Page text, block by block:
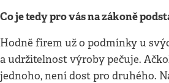
Co je tedy pro vás na zákoně
Hodně firem už o podmínky u
a udržitelnost výroby pečuje.
jednoho, není dost pro druhého.